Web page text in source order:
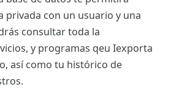
privada con un usuario y una
consultar toda la
y programas qeu Iexporta
así como tu histórico de